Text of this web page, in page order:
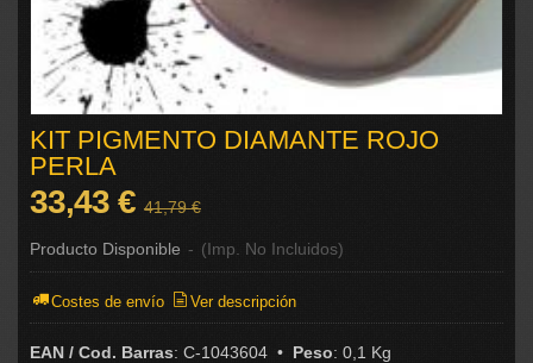
KIT PIGMENTO DIAMANTE ROJO
PERLA
33,43 € 41,79 €
Producto Disponible - (Imp. No Incluidos)
Costes de envío Ver descripción
EAN / Cod. Barras: C-1043604 • Peso: 0,1 Kg